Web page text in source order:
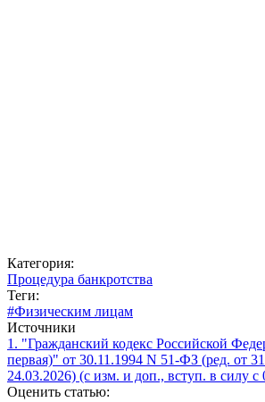
Категория:
Процедура банкротства
Теги:
#Физическим лицам
Источники
1. "Гражданский кодекс Российской
первая)" от 30.11.1994 N 51-ФЗ (ред. от
24.03.2026) (с изм. и доп., вступ. в силу с
Оценить статью: